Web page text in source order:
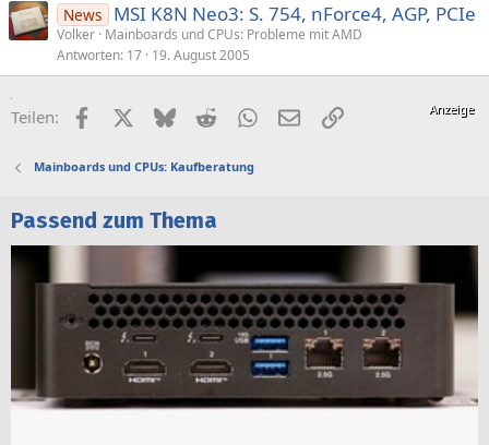
News MSI K8N Neo3: S. 754, nForce4, AGP, PCIe
Volker Mainboards und CPUs: Probleme mit AMD
Antworten 17 19. August 2005
Teilen: FacebookX (Twitter)
BlueskyRedditWhatsApp
E-MailLink
Mainboards und CPUs: Kaufberatung
Passend zum Thema